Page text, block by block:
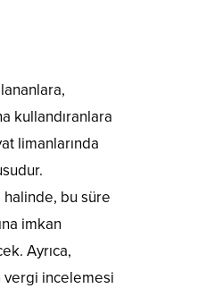
kullandıranlara
limanlarında
bu süre
imkan
Ayrıca,
vergi incelemesi